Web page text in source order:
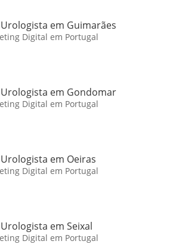
em Guimarães
Digital em Portugal
em Gondomar
Digital em Portugal
em Oeiras
Digital em Portugal
em Seixal
Digital em Portugal